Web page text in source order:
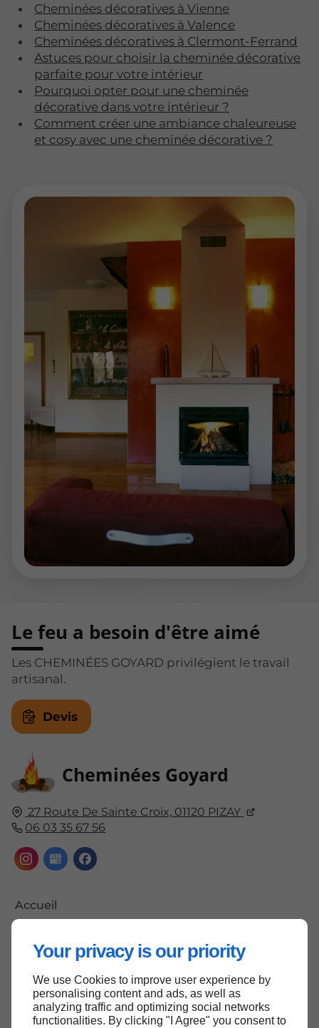
Your privacy is our priority
We use Cookies to improve user experience by
personalising content and ads, as well as
analyzing traffic and optimizing social networks
functionalities. By clicking "I Agree" you consent to
Cheminées décoratives à Vienne
Cheminées décoratives à Valence
Cheminées décoratives à Clermont-Ferrand
Astuces pour choisir la cheminée décorative
parfaite pour votre intérieur
Pourquoi opter pour une cheminée
décorative dans votre intérieur ?
Comment créer une ambiance chaleureuse
et cosy avec une cheminée décorative ?
Cheminées Goyard
27 Route De Sainte Croix, 01120 PIZAY
06 03 35 67 56
Accueil
Mentions légales
Plan du site
Le feu a besoin d'être aimé
Les CHEMINÉES GOYARD privilégient le travail
artisanal.
Devis